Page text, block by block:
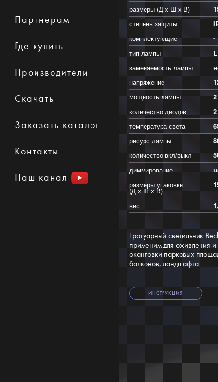
размеры (Д х Ш х В)
степень защиты
комплектующие
-
тип лампы
заменяемость лампы
напряжение
мощность лампы
количество диодов
температура света
ресурс лампы
количество вкл/выкл
диммирование
размеры упаковки
(Д х Ш х В)
вес
Тротуарный светильник
применим для оживления
окантовки парковых
балконов, ландшафта.
ИНСТРУКЦИЯ
Партнерам
Где купить
Производители
Скачать
Заказать каталог
Контакты
Наш канал